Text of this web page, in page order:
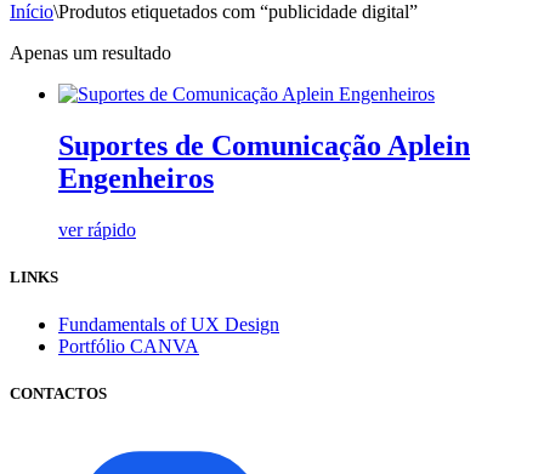
Início\Produtos etiquetados com “publicidade digital”
Apenas um resultado
Suportes de Comunicação Aplein
Engenheiros
ver rápido
LINKS
Fundamentals of UX Design
Portfólio CANVA
CONTACTOS